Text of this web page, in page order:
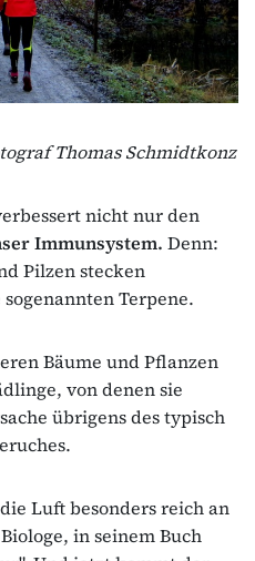
Thomas Schmidtkonz
nicht nur den
Immunsystem. Denn:
Pilzen stecken
Terpene.
Bäume und Pflanzen
von denen sie
übrigens des typisch
Luft besonders reich an
in seinem Buch